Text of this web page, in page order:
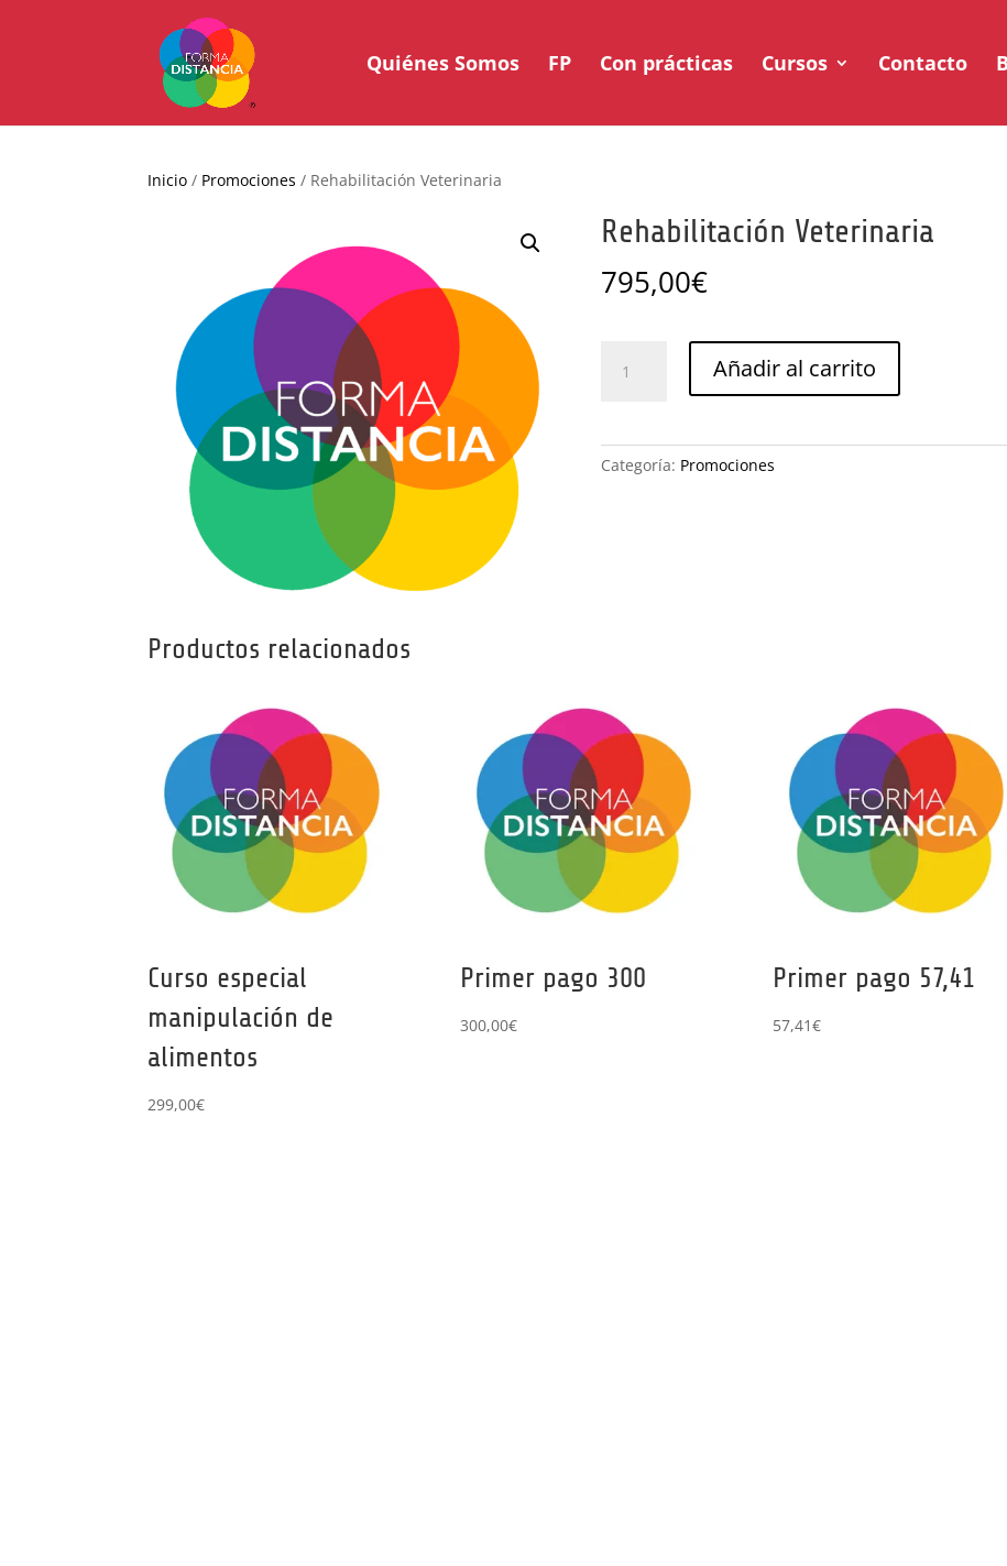
Quiénes Somos FP Con prácticas Cursos Contacto
Inicio / Promociones / Rehabilitación Veterinaria
Rehabilitación Veterinaria
795,00€
Veterinaria
Añadir al carrito
Categoría: Promociones
Productos relacionados
Curso especial
manipulación de
alimentos
299,00€
Primer pago 300
300,00€
Primer pago 57,41
57,41€